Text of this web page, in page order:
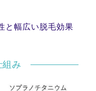
と幅広い脱毛効果
組み